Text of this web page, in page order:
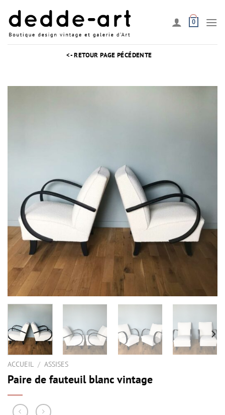
contenu
0
<- RETOUR PAGE PÉCÉDENTE
ACCUEIL / ASSISES
Paire de fauteuil blanc vintage